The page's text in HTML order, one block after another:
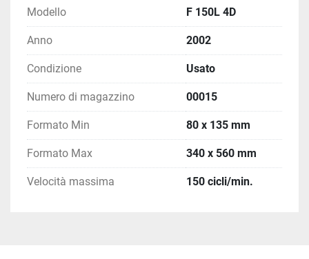
Modello F 150L 4D
Anno 2002
Condizione Usato
Numero di magazzino 00015
Formato Min 80 x 135 mm
Formato Max 340 x 560 mm
Velocità massima 150 cicli/min.